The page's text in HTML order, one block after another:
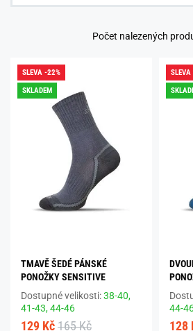
Počet nalezených
SLEVA -22%
SKLADEM
TMAVĚ ŠEDÉ PÁNSKÉ
PONOŽKY SENSITIVE
Dostupné velikosti:38-40,
41-43,44-46
129 Kč 165 Kč
44-
128